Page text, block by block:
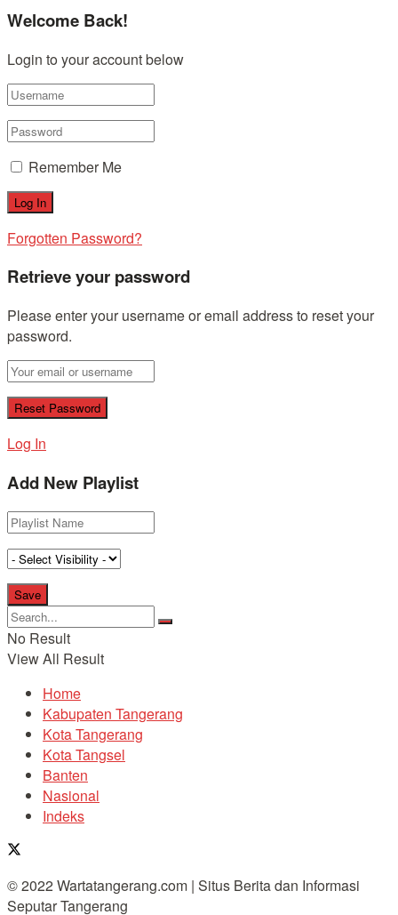
Welcome Back!
Login to your account below
Remember Me
Forgotten Password?
Retrieve your password
Please enter your username or email address to reset your
password.
Log In
Add New Playlist
No Result
View All Result
Home
Kabupaten Tangerang
Kota Tangerang
Kota Tangsel
Banten
Nasional
Indeks
© 2022 Wartatangerang.com | Situs Berita dan Informasi
Seputar Tangerang